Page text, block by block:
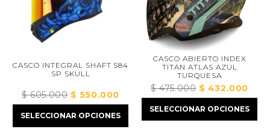
CASCO INTEGRAL SHAFT 584
SP SKULL
$605.000 El
precio
original
$ 550.000El
precio
actual
SELECCIONAR OPCIONES
CASCO ABIERTO INDEX
TITAN ATLAS AZUL
TURQUESA
$475.000 El
precio
original
$ 432.000El
SELECCIONAR OPCIONES